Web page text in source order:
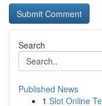
Search
Published News
1 Slot Online